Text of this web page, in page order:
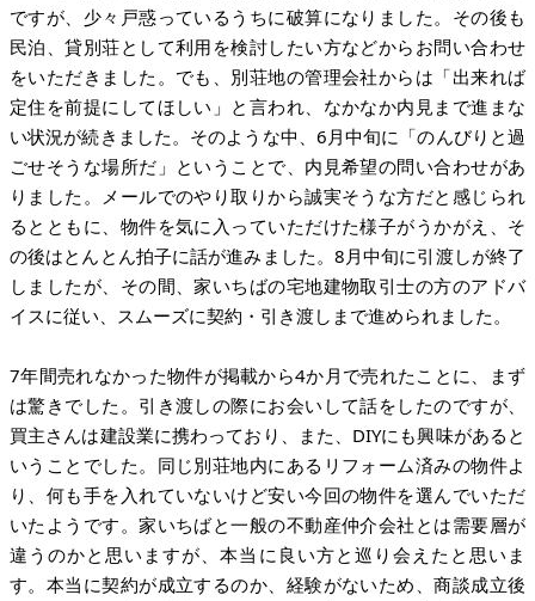
ですが、少々戸惑っているうちに破算になりました。その後も
民泊、貸別荘として利用を検討したい方などからお問い合わせ
をいただきました。でも、別荘地の管理会社からは「出来れば
定住を前提にしてほしい」と言われ、なかなか内見まで進まな
い状況が続きました。そのような中、6月中旬に「のんびりと過
ごせそうな場所だ」ということで、内見希望の問い合わせがあ
りました。メールでのやり取りから誠実そうな方だと感じられ
るとともに、物件を気に入っていただけた様子がうかがえ、そ
の後はとんとん拍子に話が進みました。8月中旬に引渡しが終了
しましたが、その間、家いちばの宅地建物取引士の方のアドバ
イスに従い、スムーズに契約・引き渡しまで進められました。
7年間売れなかった物件が掲載から4か月で売れたことに、まず
は驚きでした。引き渡しの際にお会いして話をしたのですが、
買主さんは建設業に携わっており、また、DIYにも興味があると
いうことでした。同じ別荘地内にあるリフォーム済みの物件よ
り、何も手を入れていないけど安い今回の物件を選んでいただ
いたようです。家いちばと一般の不動産仲介会社とは需要層が
違うのかと思いますが、本当に良い方と巡り会えたと思いま
す。本当に契約が成立するのか、経験がないため、商談成立後